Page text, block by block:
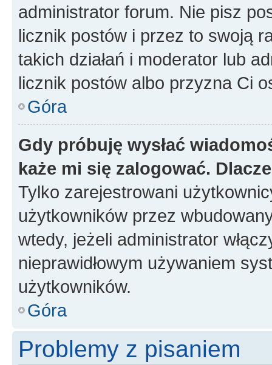
administrator forum. Nie pisz
licznik postów i przez to swoją
takich działań i moderator lub
licznik postów albo przyzna Ci
Góra
Gdy próbuję wysłać
każe mi się zalogować.
Tylko zarejestrowani
użytkowników przez
wtedy, jeżeli administrator
nieprawidłowym używaniem
użytkowników.
Góra
Problemy z pisaniem